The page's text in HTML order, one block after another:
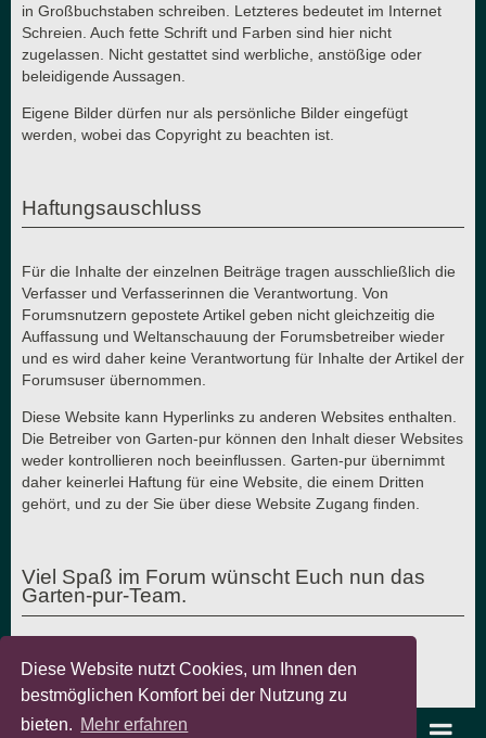
Diese Website nutzt Cookies, um Ihnen den
bestmöglichen Komfort bei der Nutzung zu
bieten. Mehr erfahren
in Großbuchstaben schreiben. Letzteres bedeutet im Internet
Schreien. Auch fette Schrift und Farben sind hier nicht
zugelassen. Nicht gestattet sind werbliche, anstößige oder
beleidigende Aussagen.
Eigene Bilder dürfen nur als persönliche Bilder eingefügt
werden, wobei das Copyright zu beachten ist.
Haftungsauschluss
Für die Inhalte der einzelnen Beiträge tragen ausschließlich die
Verfasser und Verfasserinnen die Verantwortung. Von
Forumsnutzern gepostete Artikel geben nicht gleichzeitig die
Auffassung und Weltanschauung der Forumsbetreiber wieder
und es wird daher keine Verantwortung für Inhalte der Artikel der
Forumsuser übernommen.
Diese Website kann Hyperlinks zu anderen Websites enthalten.
Die Betreiber von Garten-pur können den Inhalt dieser Websites
weder kontrollieren noch beeinflussen. Garten-pur übernimmt
daher keinerlei Haftung für eine Website, die einem Dritten
gehört, und zu der Sie über diese Website Zugang finden.
Viel Spaß im Forum wünscht Euch nun das
Garten-pur-Team.
Letzte Aktualisierung: 7.8.2018 - © Garten-pur GbR